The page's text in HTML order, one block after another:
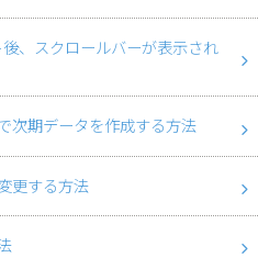
、スクロールバーが表示され
次期データを作成する方法
更する方法